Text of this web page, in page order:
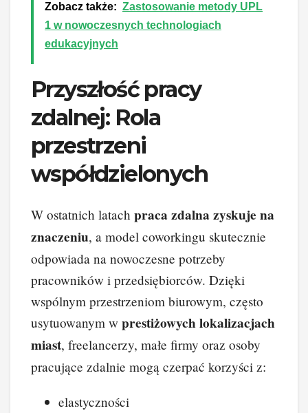
Zobacz także: Zastosowanie metody UPL
1 w nowoczesnych technologiach
edukacyjnych
Przyszłość pracy
zdalnej: Rola
przestrzeni
współdzielonych
W ostatnich latach praca zdalna zyskuje na
znaczeniu, a model coworkingu skutecznie
odpowiada na nowoczesne potrzeby
pracowników i przedsiębiorców. Dzięki
wspólnym przestrzeniom biurowym, często
usytuowanym w prestiżowych lokalizacjach
miast, freelancerzy, małe firmy oraz osoby
pracujące zdalnie mogą czerpać korzyści z:
elastyczności